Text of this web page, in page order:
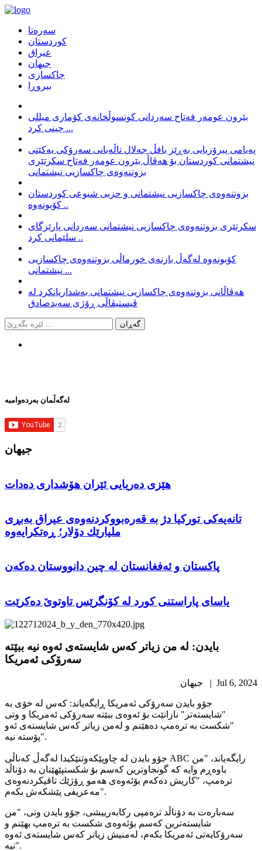
سەرەتا
كوردستان
عیراق
جیهان
چاكسازی
بیروڕا
بێرون عومەر فەتاح سەردانی کونسوڵخانەی کۆماری میللی
چینی کرد ...
پەیامی پیرۆزبایی بەڕێز بافڵ جەلال تاڵەبانی سەرۆکی یەکێتی
نیشتمانی کوردستان بۆ هەڤاڵ بێرون عومەر فەتاح سکرتێری
بزوتنەوەی چاکسازیی نیشتمانی
بزوتنەوەی چاکسازیی نیشتمانی و حزبی شیوعی کوردستان
کۆبونەوە ..
سکرتێری بزوتنەوەی چاکسازیی نیشتمانی سەردانی پارێزگای
سلێمانی کرد ..
کۆبونەوە لەگەڵ بازنەی خورماڵی بزوتنەوەی چاکسازیی
نیشتمانی ...
هەڤاڵانی بزوتنەوەی چاکسازیی نیشتمانی بەشداریانکرد لە
ڤیستیڤاڵی ڕۆژی سەیدصادق
لەگەڵمان بەردەوامبە
جیهان
هێزی دەریایی ئێران هۆشداری دەدات
تانەیەكی توركیا دژ بە قەرەبووكردنەوەی عیراق بەبڕی
ملیارێك دۆلار؛ ڕەتكرایەوە
پاکستان و ئەفغانستان لە چین دانووستان دەکەن
ياسای پاراستنی کورد لە کۆنگرێس تاوتوێ دەکرێت
بایدن: له‌ من زیاتر كه‌س شایسته‌ی ئەوە نیە ببێتە
سەرۆکى ئەمریکا
Jul 6, 2024 | جیهان
جۆو بایدن سه‌رۆكی ئه‌مریكا ڕایگه‌یاند: كه‌س له‌ خۆی بە
"شایسته‌تر" نازانێت بۆ ئه‌وه‌ی ببێته‌ سه‌رۆكى ئەمریکا و وتى
"شكست به‌ تره‌مپ دەهێنم و له‌من زیاتر كه‌س شایسته‌ی ئه‌و
پۆستە نیە".
جۆو بایدن له‌ چاوپێكه‌وتنێكیدا له‌گه‌ڵ كه‌ناڵی ABC رایگه‌یاند، "من
باوه‌ڕم وایه‌ كه‌ گونجاوترین كه‌سم بۆ شكستپێهێنان به‌ دۆناڵد
تره‌مپ، "كاریش ده‌كه‌م بۆئه‌وه‌ی هه‌مو ڕۆژێك تاقیكردنه‌وه‌ی
مه‌عریفی پێشكه‌ش بكه‌م".
سه‌باره‌ت به‌ دۆناڵد تره‌مپی ركابه‌رییشی، جۆو بایدن وتی، "من
شایسته‌ترین كه‌سم بۆئه‌وه‌ی شكست به‌ تره‌مپ بهێنم و
سه‌رۆكایه‌تی ئه‌مریكا بكه‌م، له‌منیش زیاتر كه‌س شایسته‌ی ئه‌وه‌
نیه‌".